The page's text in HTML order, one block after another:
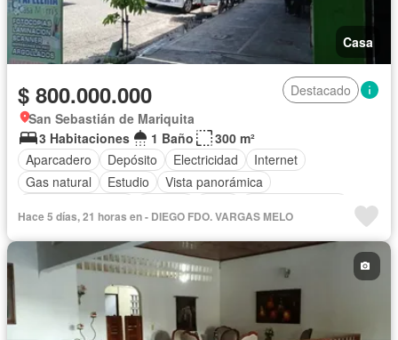
Casa
$ 800.000.000
Destacado
San Sebastián de Mariquita
3 Habitaciones
1 Baño
300 m²
Aparcadero
Depósito Electricidad
Internet
Gas natural
Estudio
Vista panorámica
Patio
Hace 5 días, 21 horas en - DIEGO FDO. VARGAS MELO